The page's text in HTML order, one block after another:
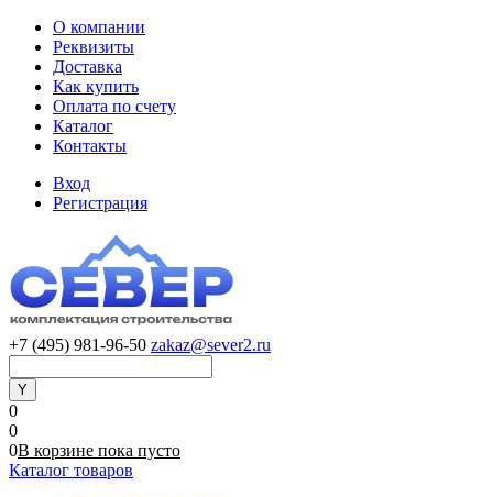
О компании
Реквизиты
Доставка
Как купить
Оплата по счету
Каталог
Контакты
Вход
Регистрация
+7 (495) 981-96-50 zakaz@sever2.ru
0
0
0В корзине пока пусто
Каталог товаров